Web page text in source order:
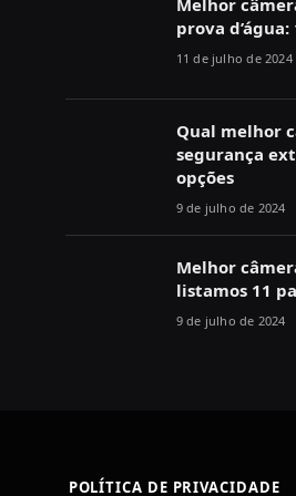
Melhor
prova d’água:
11 de julho de 2024
Qual melhor
segurança
opções
9 de julho de 2024
Melhor
listamos 11
9 de julho de 2024
POLÍTICA DE PRIVACIDADE